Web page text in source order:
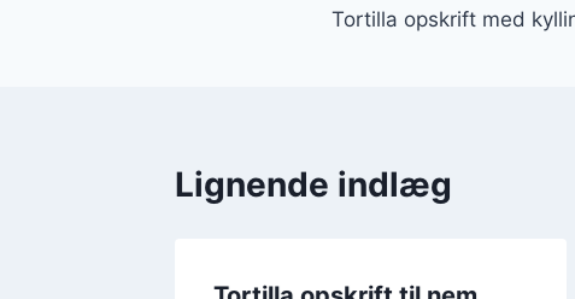
Tortilla opskrift med
Lignende indlæg